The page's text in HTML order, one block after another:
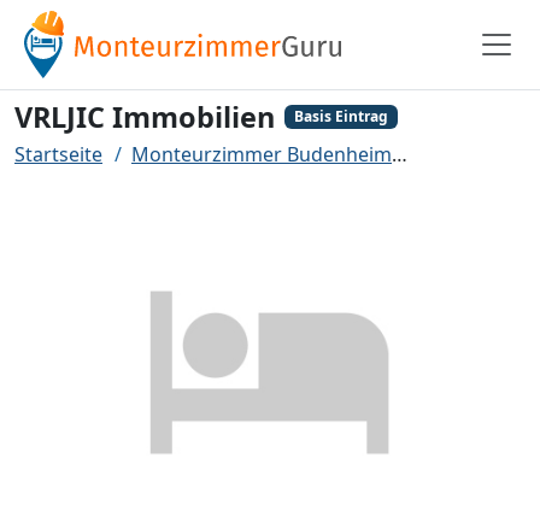
VRLJIC Immobilien Basis Eintrag
Startseite Monteurzimmer Budenheim